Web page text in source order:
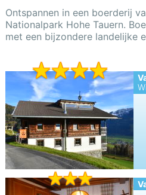
Ontspannen in een boerderij
Nationalpark Hohe Tauern.
met een bijzondere landelijke